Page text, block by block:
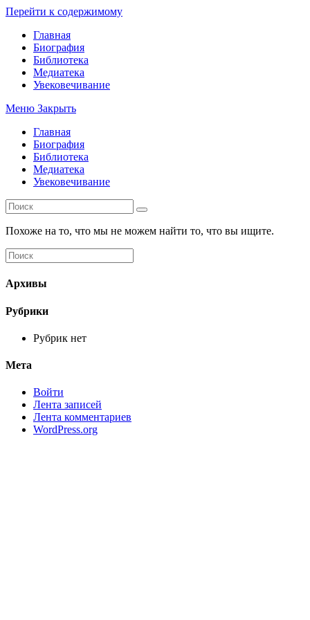
Перейти к содержимому
Главная
Биография
Библиотека
Медиатека
Увековечивание
Меню Закрыть
Главная
Биография
Библиотека
Медиатека
Увековечивание
Похоже на то, что мы не можем найти то, что вы ищите.
Архивы
Рубрики
Рубрик нет
Мета
Войти
Лента записей
Лента комментариев
WordPress.org